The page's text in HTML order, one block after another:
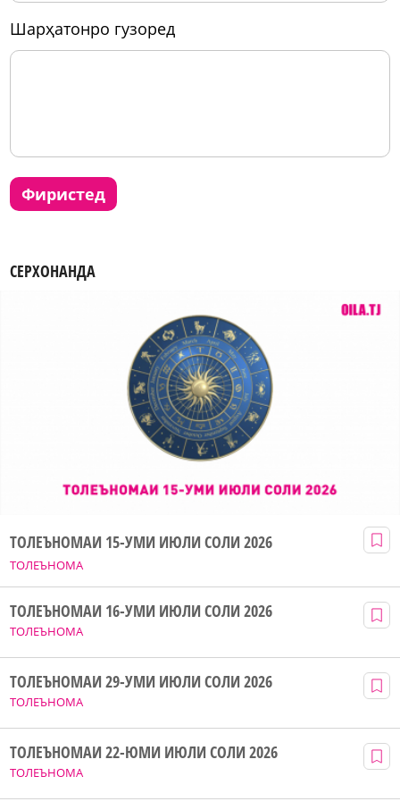
шарҳатонро гузоред
фиристед
СЕРХОНАНДА
ТОЛЕЪНОМА
ТОЛЕЪНОМАИ 15-УМИ ИЮЛИ СОЛИ 2026
ТОЛЕЪНОМА
ТОЛЕЪНОМАИ 16-УМИ ИЮЛИ СОЛИ 2026
ТОЛЕЪНОМА
ТОЛЕЪНОМАИ 29-УМИ ИЮЛИ СОЛИ 2026
ТОЛЕЪНОМА
ТОЛЕЪНОМАИ 22-ЮМИ ИЮЛИ СОЛИ 2026